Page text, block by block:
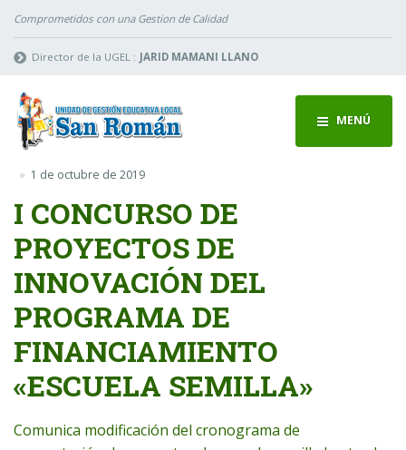
Comprometidos con una Gestion de Calidad
Director de la UGEL : JARID MAMANI LLANO
MENÚ
1 de octubre de 2019
I CONCURSO DE
PROYECTOS DE
INNOVACIÓN DEL
PROGRAMA DE
FINANCIAMIENTO
«ESCUELA SEMILLA»
Comunica modificación del cronograma de